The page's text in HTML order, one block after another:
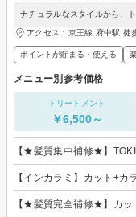
ナチュラルなスタイルから、
アクセス：京王線 府中駅 徒
ポイントが貯まる・使える
メニュー別参考価格
トリートメント
￥6,500～
【★髪質集中補修★】
【インカラミ】カット+カ
【★髪質完全補修★】カッ